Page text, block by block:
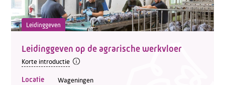
Leidinggeven
Leidinggeven op de agrarische werkvloer
Korte introductie
Locatie Wageningen